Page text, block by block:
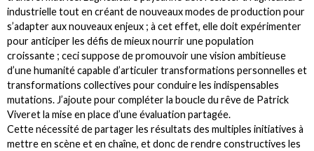
industrielle tout en créant de nouveaux modes de production pour
s’adapter aux nouveaux enjeux ; à cet effet, elle doit expérimenter
pour anticiper les défis de mieux nourrir une population
croissante ; ceci suppose de promouvoir une vision ambitieuse
d’une humanité capable d’articuler transformations personnelles et
transformations collectives pour conduire les indispensables
mutations. J’ajoute pour compléter la boucle du rêve de Patrick
Viveret la mise en place d’une évaluation partagée.
Cette nécessité de partager les résultats des multiples initiatives à
mettre en scène et en chaîne, et donc de rendre constructives les